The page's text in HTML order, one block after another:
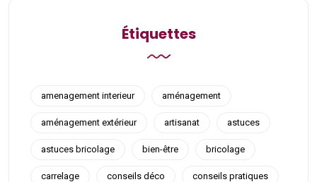
Étiquettes
amenagement interieur aménagement
aménagement extérieur artisanat astuces
astuces bricolage bien-être bricolage
carrelage conseils déco conseils pratiques